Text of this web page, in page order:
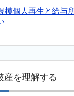
模個人再生と給与
産を理解する